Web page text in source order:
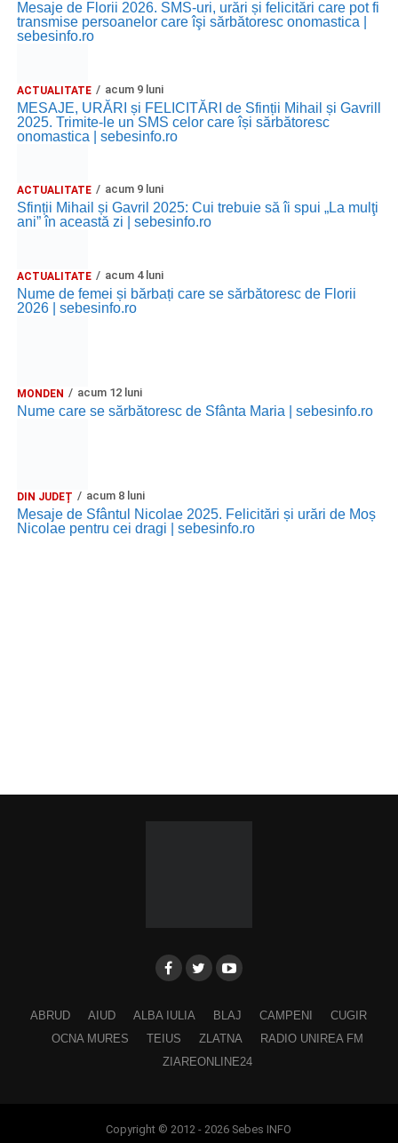
Mesaje de Florii 2026. SMS-uri, urări și felicitări care pot fi
transmise persoanelor care îşi sărbătoresc onomastica |
sebesinfo.ro
ACTUALITATE acum 9 luni
MESAJE, URĂRI și FELICITĂRI de Sfinții Mihail și Gavrill
2025. Trimite-le un SMS celor care își sărbătoresc
onomastica | sebesinfo.ro
ACTUALITATE acum 9 luni
Sfinții Mihail și Gavril 2025: Cui trebuie să îi spui „La mulţi
ani” în această zi | sebesinfo.ro
ACTUALITATE acum 4 luni
Nume de femei și bărbați care se sărbătoresc de Florii
2026 | sebesinfo.ro
MONDEN acum 12 luni
Nume care se sărbătoresc de Sfânta Maria | sebesinfo.ro
DIN JUDEȚ acum 8 luni
Mesaje de Sfântul Nicolae 2025. Felicitări și urări de Moș
Nicolae pentru cei dragi | sebesinfo.ro
ABRUD AIUD ALBA IULIA BLAJ CAMPENI
CUGIR
OCNA MURES
TEIUS ZLATNA
RADIO UNIREA FM
ZIAREONLINE24
Copyright © 2012 - 2026 Sebes INFO